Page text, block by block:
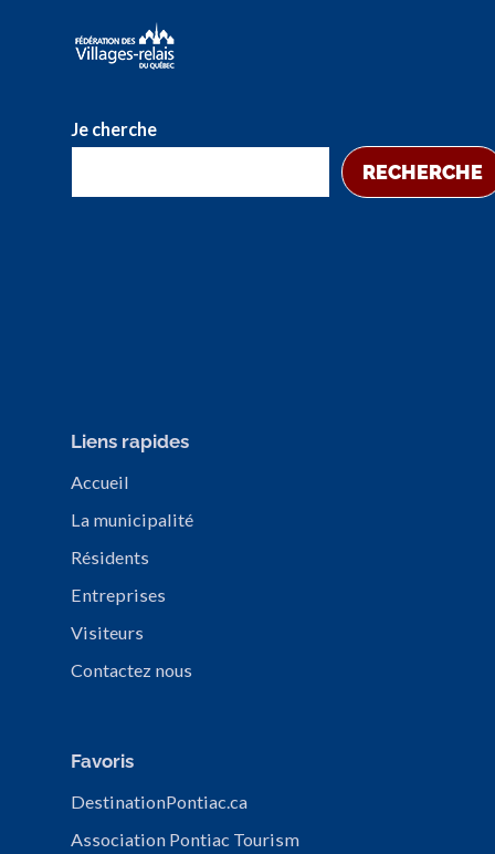
Je cherche
RECHERCHE
Liens rapides
Accueil
La municipalité
Résidents
Entreprises
Visiteurs
Contactez nous
Favoris
DestinationPontiac.ca
Association Pontiac Tourism